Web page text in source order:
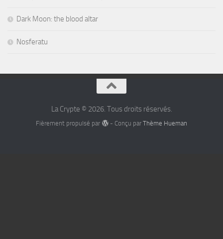
Dark Moon: the blood altar
Nosferatu
La Crypte © 2026. Tous droits réservés.
Fièrement propulsé par - Conçu par Thème Hueman